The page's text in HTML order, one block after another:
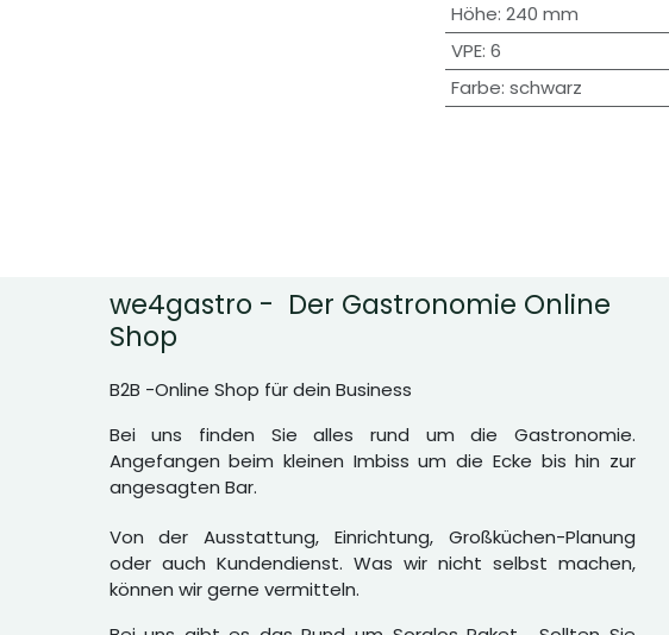
Höhe: 240 mm
VPE: 6
Farbe: schwarz
we4gastro - Der Gastronomie Online
Shop
B2B -Online Shop für dein Business
Bei uns finden Sie alles rund um die Gastronomie.
Angefangen beim kleinen Imbiss um die Ecke bis hin zur
angesagten Bar.
Von der Ausstattung, Einrichtung, Großküchen-Planung
oder auch Kundendienst. Was wir nicht selbst machen,
können wir gerne vermitteln.